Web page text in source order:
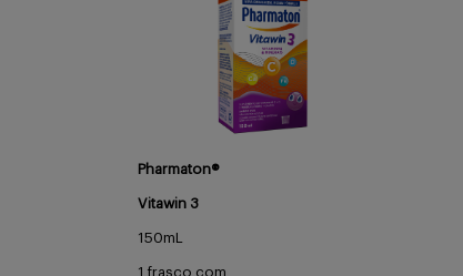
Pharmaton®
Vitawin 3
150mL
1 frasco com